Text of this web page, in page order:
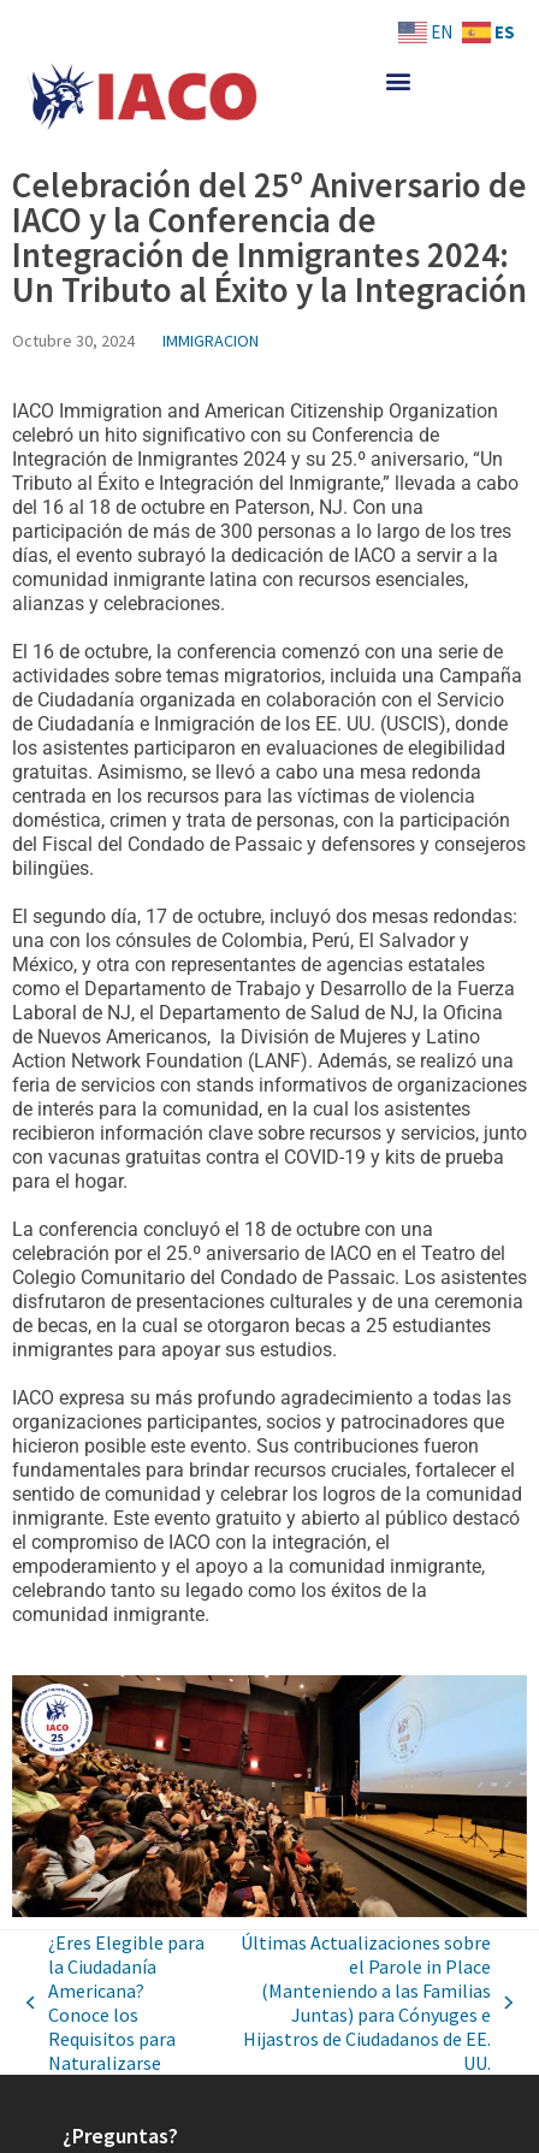
content
Celebración del 25º Aniversario de
IACO y la Conferencia de
Integración de Inmigrantes 2024:
Un Tributo al Éxito y la Integración
Octubre 30, 2024 IMMIGRACION
IACO Immigration and American Citizenship Organization
celebró un hito significativo con su Conferencia de
Integración de Inmigrantes 2024 y su 25.º aniversario, “Un
Tributo al Éxito e Integración del Inmigrante,” llevada a cabo
del 16 al 18 de octubre en Paterson, NJ. Con una
participación de más de 300 personas a lo largo de los tres
días, el evento subrayó la dedicación de IACO a servir a la
comunidad inmigrante latina con recursos esenciales,
alianzas y celebraciones.
El 16 de octubre, la conferencia comenzó con una serie de
actividades sobre temas migratorios, incluida una Campaña
de Ciudadanía organizada en colaboración con el Servicio
de Ciudadanía e Inmigración de los EE. UU. (USCIS), donde
los asistentes participaron en evaluaciones de elegibilidad
gratuitas. Asimismo, se llevó a cabo una mesa redonda
centrada en los recursos para las víctimas de violencia
doméstica, crimen y trata de personas, con la participación
del Fiscal del Condado de Passaic y defensores y consejeros
bilingües.
El segundo día, 17 de octubre, incluyó dos mesas redondas:
una con los cónsules de Colombia, Perú, El Salvador y
México, y otra con representantes de agencias estatales
como el Departamento de Trabajo y Desarrollo de la Fuerza
Laboral de NJ, el Departamento de Salud de NJ, la Oficina
de Nuevos Americanos, la División de Mujeres y Latino
Action Network Foundation (LANF). Además, se realizó una
feria de servicios con stands informativos de organizaciones
de interés para la comunidad, en la cual los asistentes
recibieron información clave sobre recursos y servicios, junto
con vacunas gratuitas contra el COVID-19 y kits de prueba
para el hogar.
La conferencia concluyó el 18 de octubre con una
celebración por el 25.º aniversario de IACO en el Teatro del
Colegio Comunitario del Condado de Passaic. Los asistentes
disfrutaron de presentaciones culturales y de una ceremonia
de becas, en la cual se otorgaron becas a 25 estudiantes
inmigrantes para apoyar sus estudios.
IACO expresa su más profundo agradecimiento a todas las
organizaciones participantes, socios y patrocinadores que
hicieron posible este evento. Sus contribuciones fueron
fundamentales para brindar recursos cruciales, fortalecer el
sentido de comunidad y celebrar los logros de la comunidad
inmigrante. Este evento gratuito y abierto al público destacó
el compromiso de IACO con la integración, el
empoderamiento y el apoyo a la comunidad inmigrante,
celebrando tanto su legado como los éxitos de la
comunidad inmigrante.
¿Eres Elegible para
la Ciudadanía
Americana?
Conoce los
Requisitos para
Naturalizarse
Últimas Actualizaciones sobre
el Parole in Place
(Manteniendo a las Familias
Juntas) para Cónyuges e
Hijastros de Ciudadanos de EE.
UU.
¿Preguntas?
EN ES